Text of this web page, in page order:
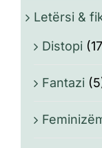
Letërsi &
Distopi
Fantazi